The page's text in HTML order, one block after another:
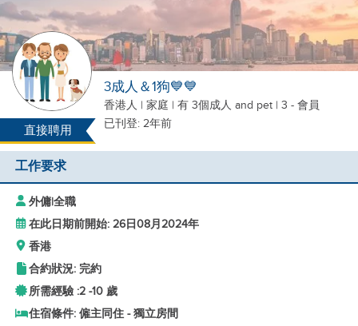
直接聘用
3成人＆1狗💙💙
香港人 | 家庭 | 有 3個成人 and pet | 3 - 會員
已刊登: 2年前
工作要求
外傭|全職
在此日期前開始: 26日08月2024年
香港
合約狀況: 完約
所需經驗 :2 -10 歲
住宿條件: 僱主同住 - 獨立房間